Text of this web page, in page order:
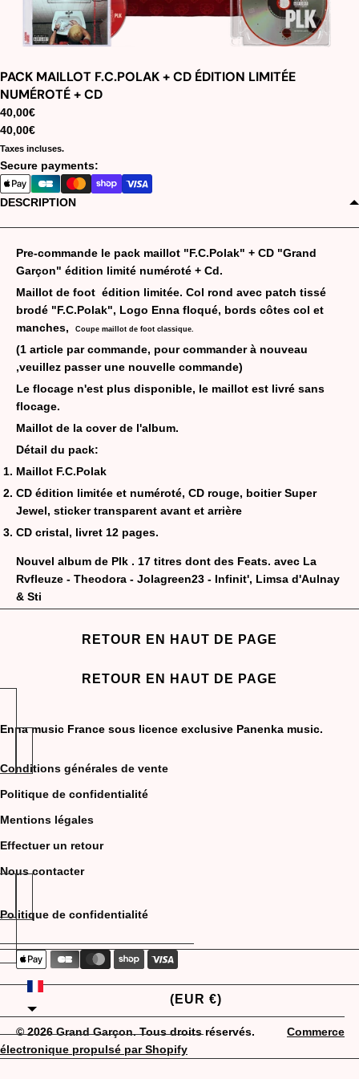
PACK MAILLOT F.C.POLAK + CD ÉDITION LIMITÉE
NUMÉROTÉ + CD
40,00€
40,00€
Taxes incluses.
Secure payments:
DESCRIPTION
Pre-commande le pack maillot "F.C.Polak" + CD "Grand
Garçon" édition limité numéroté + Cd.
Maillot de foot édition limitée. Col rond avec patch tissé
brodé "F.C.Polak", Logo Enna floqué, bords côtes col et
manches,
Coupe maillot de foot classique.
(1 article par commande, pour commander à nouveau
,veuillez passer une nouvelle commande)
Le flocage n'est plus disponible, le maillot est livré sans
flocage.
Maillot de la cover de l'album.
Détail du pack:
Maillot F.C.Polak
CD édition limitée et numéroté, CD rouge, boitier Super
Jewel, sticker transparent avant et arrière
CD cristal, livret 12 pages.
Nouvel album de Plk . 17 titres dont des Feats. avec La
Rvfleuze - Theodora - Jolagreen23 - Infinit', Limsa d'Aulnay
& Sti
RETOUR EN HAUT DE PAGE
RETOUR EN HAUT DE PAGE
Enna music France sous licence exclusive Panenka music.
Conditions générales de vente
Politique de confidentialité
Mentions légales
Effectuer un retour
Nous contacter
Politique de confidentialité
FRANCE
(EUR €)
© 2026Grand Garçon. Tous droits réservés.
Commerce
électronique propulsé par Shopify